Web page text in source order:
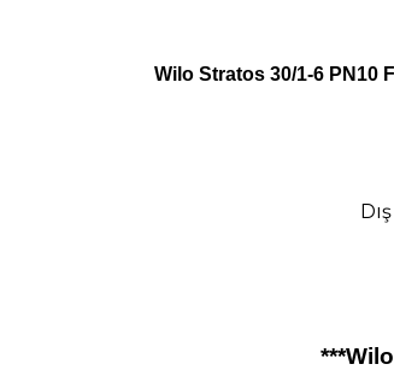
Wilo Stratos 30/1-6 PN10